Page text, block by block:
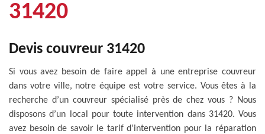
31420
Devis couvreur 31420
Si vous avez besoin de faire appel à une entreprise couvreur
dans votre ville, notre équipe est votre service. Vous êtes à la
recherche d’un couvreur spécialisé près de chez vous ? Nous
disposons d’un local pour toute intervention dans 31420. Vous
avez besoin de savoir le tarif d’intervention pour la réparation